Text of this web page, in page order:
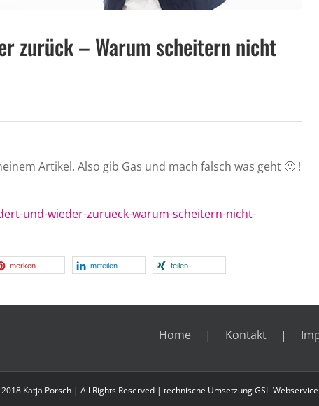
zurück – Warum scheitern nicht
Artikel. Also gib Gas und mach falsch was geht 🙂 !
und-wieder-zurueck-warum-scheitern-nicht-
merken mitteilen teilen
Home Kontakt
Katja Porsch | All Rights Reserved | technische UmsetzungGSL-Webservice